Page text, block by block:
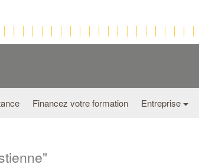
Financez votre formation Entreprise